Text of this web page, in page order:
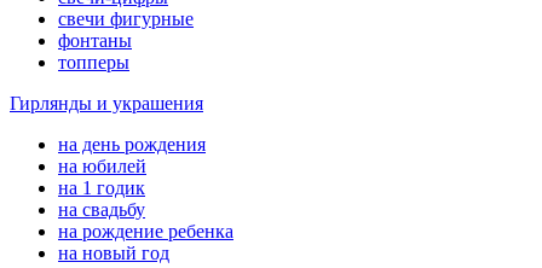
свечи фигурные
фонтаны
топперы
Гирлянды и украшения
на день рождения
на юбилей
на 1 годик
на свадьбу
на рождение ребенка
на новый год